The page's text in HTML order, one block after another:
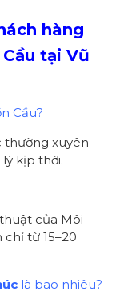
hàng
tại Vũ
Cầu?
thường xuyên
kịp thời.
của Môi
từ 15–20
là bao nhiêu?